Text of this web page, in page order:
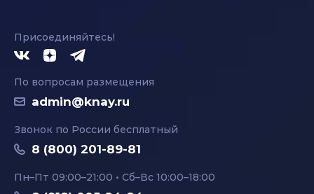
Присоединяйтесь!
По вопросам размещения
admin@knay.ru
Звонок по России бесплатный
8 (800) 201-89-81
Пн–Пт 09:00–21:00 • Сб–Вс 10:00–18:00